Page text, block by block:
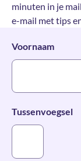
minuten in je
e-mail met tips
Voornaam
Tussenvoegsel